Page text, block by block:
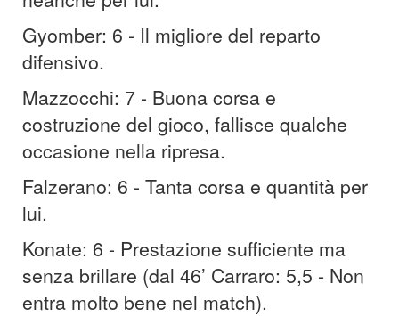
Gyomber: 6 - Il migliore del reparto
difensivo.
Mazzocchi: 7 - Buona corsa e
costruzione del gioco, fallisce qualche
occasione nella ripresa.
Falzerano: 6 - Tanta corsa e quantità per
lui.
Konate: 6 - Prestazione sufficiente ma
senza brillare (dal 46’ Carraro: 5,5 - Non
entra molto bene nel match).